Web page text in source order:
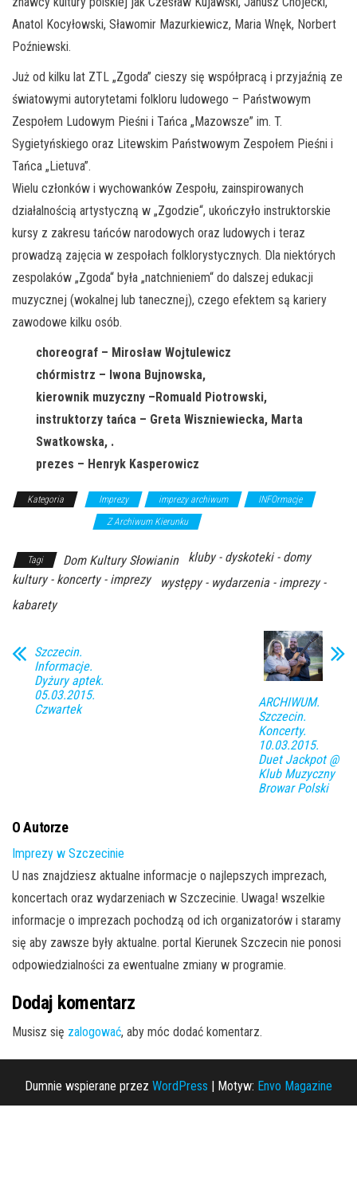
Anatol Kocyłowski, Sławomir Mazurkiewicz, Maria Wnęk, Norbert
Poźniewski.
Już od kilku lat ZTL „Zgoda” cieszy się współpracą i przyjaźnią ze
światowymi autorytetami folkloru ludowego – Państwowym
Zespołem Ludowym Pieśni i Tańca „Mazowsze” im. T.
Sygietyńskiego oraz Litewskim Państwowym Zespołem Pieśni i
Tańca „Lietuva”.
Wielu członków i wychowanków Zespołu, zainspirowanych
działalnością artystyczną w „Zgodzie“, ukończyło instruktorskie
kursy z zakresu tańców narodowych oraz ludowych i teraz
prowadzą zajęcia w zespołach folklorystycznych. Dla niektórych
zespolaków „Zgoda“ była „natchnieniem“ do dalszej edukacji
muzycznej (wokalnej lub tanecznej), czego efektem są kariery
zawodowe kilku osób.
choreograf – Mirosław Wojtulewicz
chórmistrz – Iwona Bujnowska,
kierownik muzyczny –Romuald Piotrowski,
instruktorzy tańca – Greta Wiszniewiecka, Marta
Swatkowska, .
prezes – Henryk Kasperowicz
Kategoria Imprezy imprezy archiwum
INFOrmacje
Z Archiwum Kierunku
Tagi Dom Kultury Słowianin
kluby - dyskoteki - domy
kultury - koncerty - imprezy
występy - wydarzenia - imprezy -
kabarety
Szczecin.
Informacje.
Dyżury aptek.
05.03.2015.
Czwartek
ARCHIWUM.
Szczecin.
Koncerty.
10.03.2015.
Duet Jackpot @
Klub Muzyczny
Browar Polski
O Autorze
Imprezy w Szczecinie
U nas znajdziesz aktualne informacje o najlepszych imprezach,
koncertach oraz wydarzeniach w Szczecinie. Uwaga! wszelkie
informacje o imprezach pochodzą od ich organizatorów i staramy
się aby zawsze były aktualne. portal Kierunek Szczecin nie ponosi
odpowiedzialności za ewentualne zmiany w programie.
Dodaj komentarz
Musisz się zalogować, aby móc dodać komentarz.
Dumnie wspierane przez WordPress | Motyw: Envo Magazine